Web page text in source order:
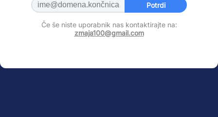
Potrdi
Če še niste uporabnik nas kontaktirajte na:
zmaja100@gmail.com